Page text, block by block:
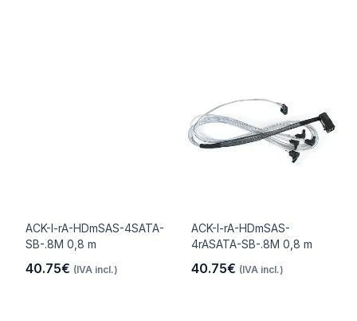
ACK-I-rA-HDmSAS-4SATA-
SB-.8M 0,8 m
40.75€ (IVA incl.)
ACK-I-rA-HDmSAS-
4rASATA-SB-.8M 0,8 m
40.75€ (IVA incl.)